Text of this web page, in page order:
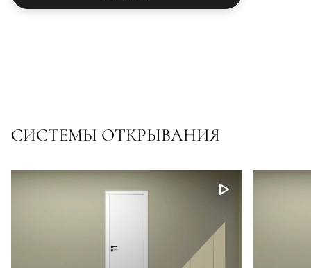
СИСТЕМЫ ОТКРЫВАНИЯ